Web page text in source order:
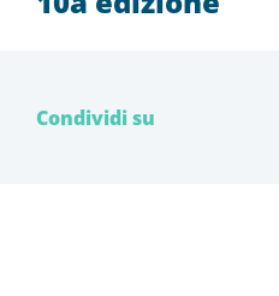
Condividi su